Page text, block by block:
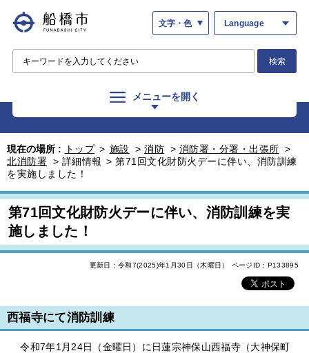
文字・色 Language
検索
メニューを開く
現在の場所 : トップ > 施設 > 消防 > 消防署・分署・出張所 >
北消防署 > 詳細情報 > 第71回文化財防火デーに伴い、消防訓練
を実施しました！
第71回文化財防火デーに伴い、消防訓練を実
施しました！
更新日：令和7(2025)年1月30日（木曜日） ページID：P133895
西福寺にて消防訓練
令和7年1月24日（金曜日）に日蓮宗神保山西福寺（大神保町